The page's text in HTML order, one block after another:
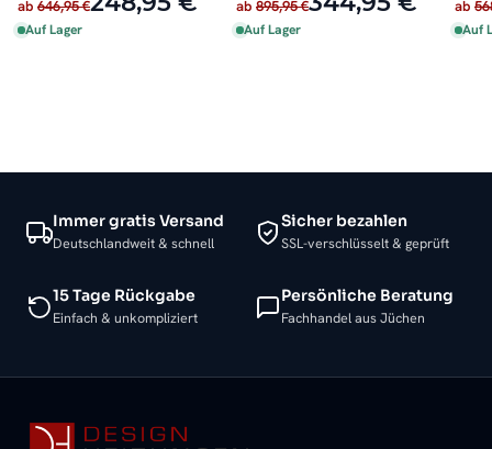
ab 646,95 €
Auf Lager
ab 895,95 €
Auf Lager
ab
Auf
Immer gratis Versand
Deutschlandweit & schnell
Sicher bezahlen
SSL-verschlüsselt & geprüft
15 Tage Rückgabe
Einfach & unkompliziert
Persönliche Beratung
Fachhandel aus Jüchen